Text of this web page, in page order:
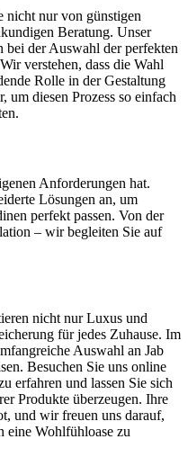
nicht nur von günstigen
Beratung. Unser
bei der Auswahl der perfekten
verstehen, dass die Wahl
Rolle in der Gestaltung
um diesen Prozess so einfach
Anforderungen hat.
Lösungen an, um
perfekt passen. Von der
– wir begleiten Sie auf
nicht nur Luxus und
für jedes Zuhause. Im
Auswahl an Jab
Besuchen Sie uns online
erfahren und lassen Sie sich
Produkte überzeugen. Ihre
und wir freuen uns darauf,
eine Wohlfühloase zu